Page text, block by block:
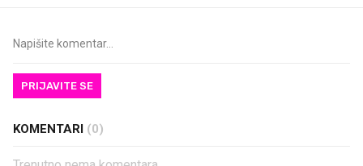
PRIJAVITE SE
KOMENTARI (0)